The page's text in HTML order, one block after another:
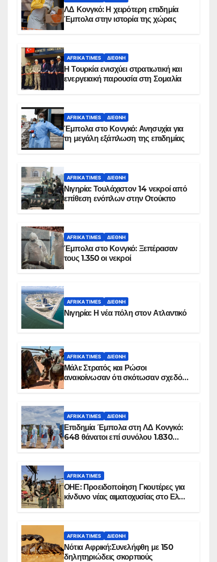
ΛΔ Κονγκό: Η χειρότερη επιδημία
Έμπολα στην ιστορία της χώρας
AFRIKA TIMES ΔΙΕΘΝΉ
Η Τουρκία ενισχύει στρατιωτική και
ενεργειακή παρουσία στη Σομαλία
AFRIKA TIMES ΔΙΕΘΝΉ
Έμπολα στο Κονγκό: Ανησυχία για
τη μεγάλη εξάπλωση της επιδημίας
AFRIKA TIMES ΔΙΕΘΝΉ
Νιγηρία: Τουλάχιστον 14 νεκροί από
επίθεση ενόπλων στην Οτούκπο
AFRIKA TIMES ΔΙΕΘΝΉ
Έμπολα στο Κονγκό: Ξεπέρασαν
τους 1.350 οι νεκροί
AFRIKA TIMES ΔΙΕΘΝΉ
Νιγηρία: Η νέα πόλη στον Ατλαντικό
AFRIKA TIMES ΔΙΕΘΝΉ
Μάλι: Στρατός και Ρώσοι
ανακοίνωσαν ότι σκότωσαν σχεδόν
AFRIKA TIMES ΔΙΕΘΝΉ
Επιδημία Έμπολα στη ΛΔ Κονγκό:
648 θάνατοι επί συνόλου 1.830
AFRIKA TIMES
ΟΗΕ: Προειδοποίηση Γκουτέρες για
κίνδυνο νέας αιματοχυσίας στο Ελ
AFRIKA TIMES ΔΙΕΘΝΉ
Νότια Αφρική:Συνελήφθη με 150
δηλητηριώδεις σκορπιούς